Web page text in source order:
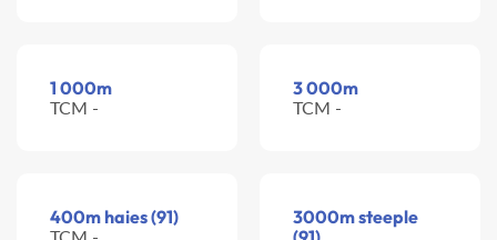
1 000m
TCM -
3 000m
TCM -
400m haies (91)
3000m steeple